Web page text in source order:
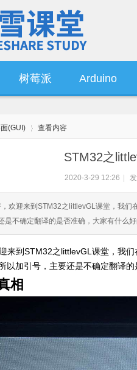
树莓派 Arduino
(GUI) 查看内容
STM32之
2020-3-29 12:26
，欢迎来到STM32之littlevGL课堂，我
是不确定翻译的是否准确，大家有什么
来到STM32之littlevGL课堂，我
以加引号，主要还是不确定翻译
相